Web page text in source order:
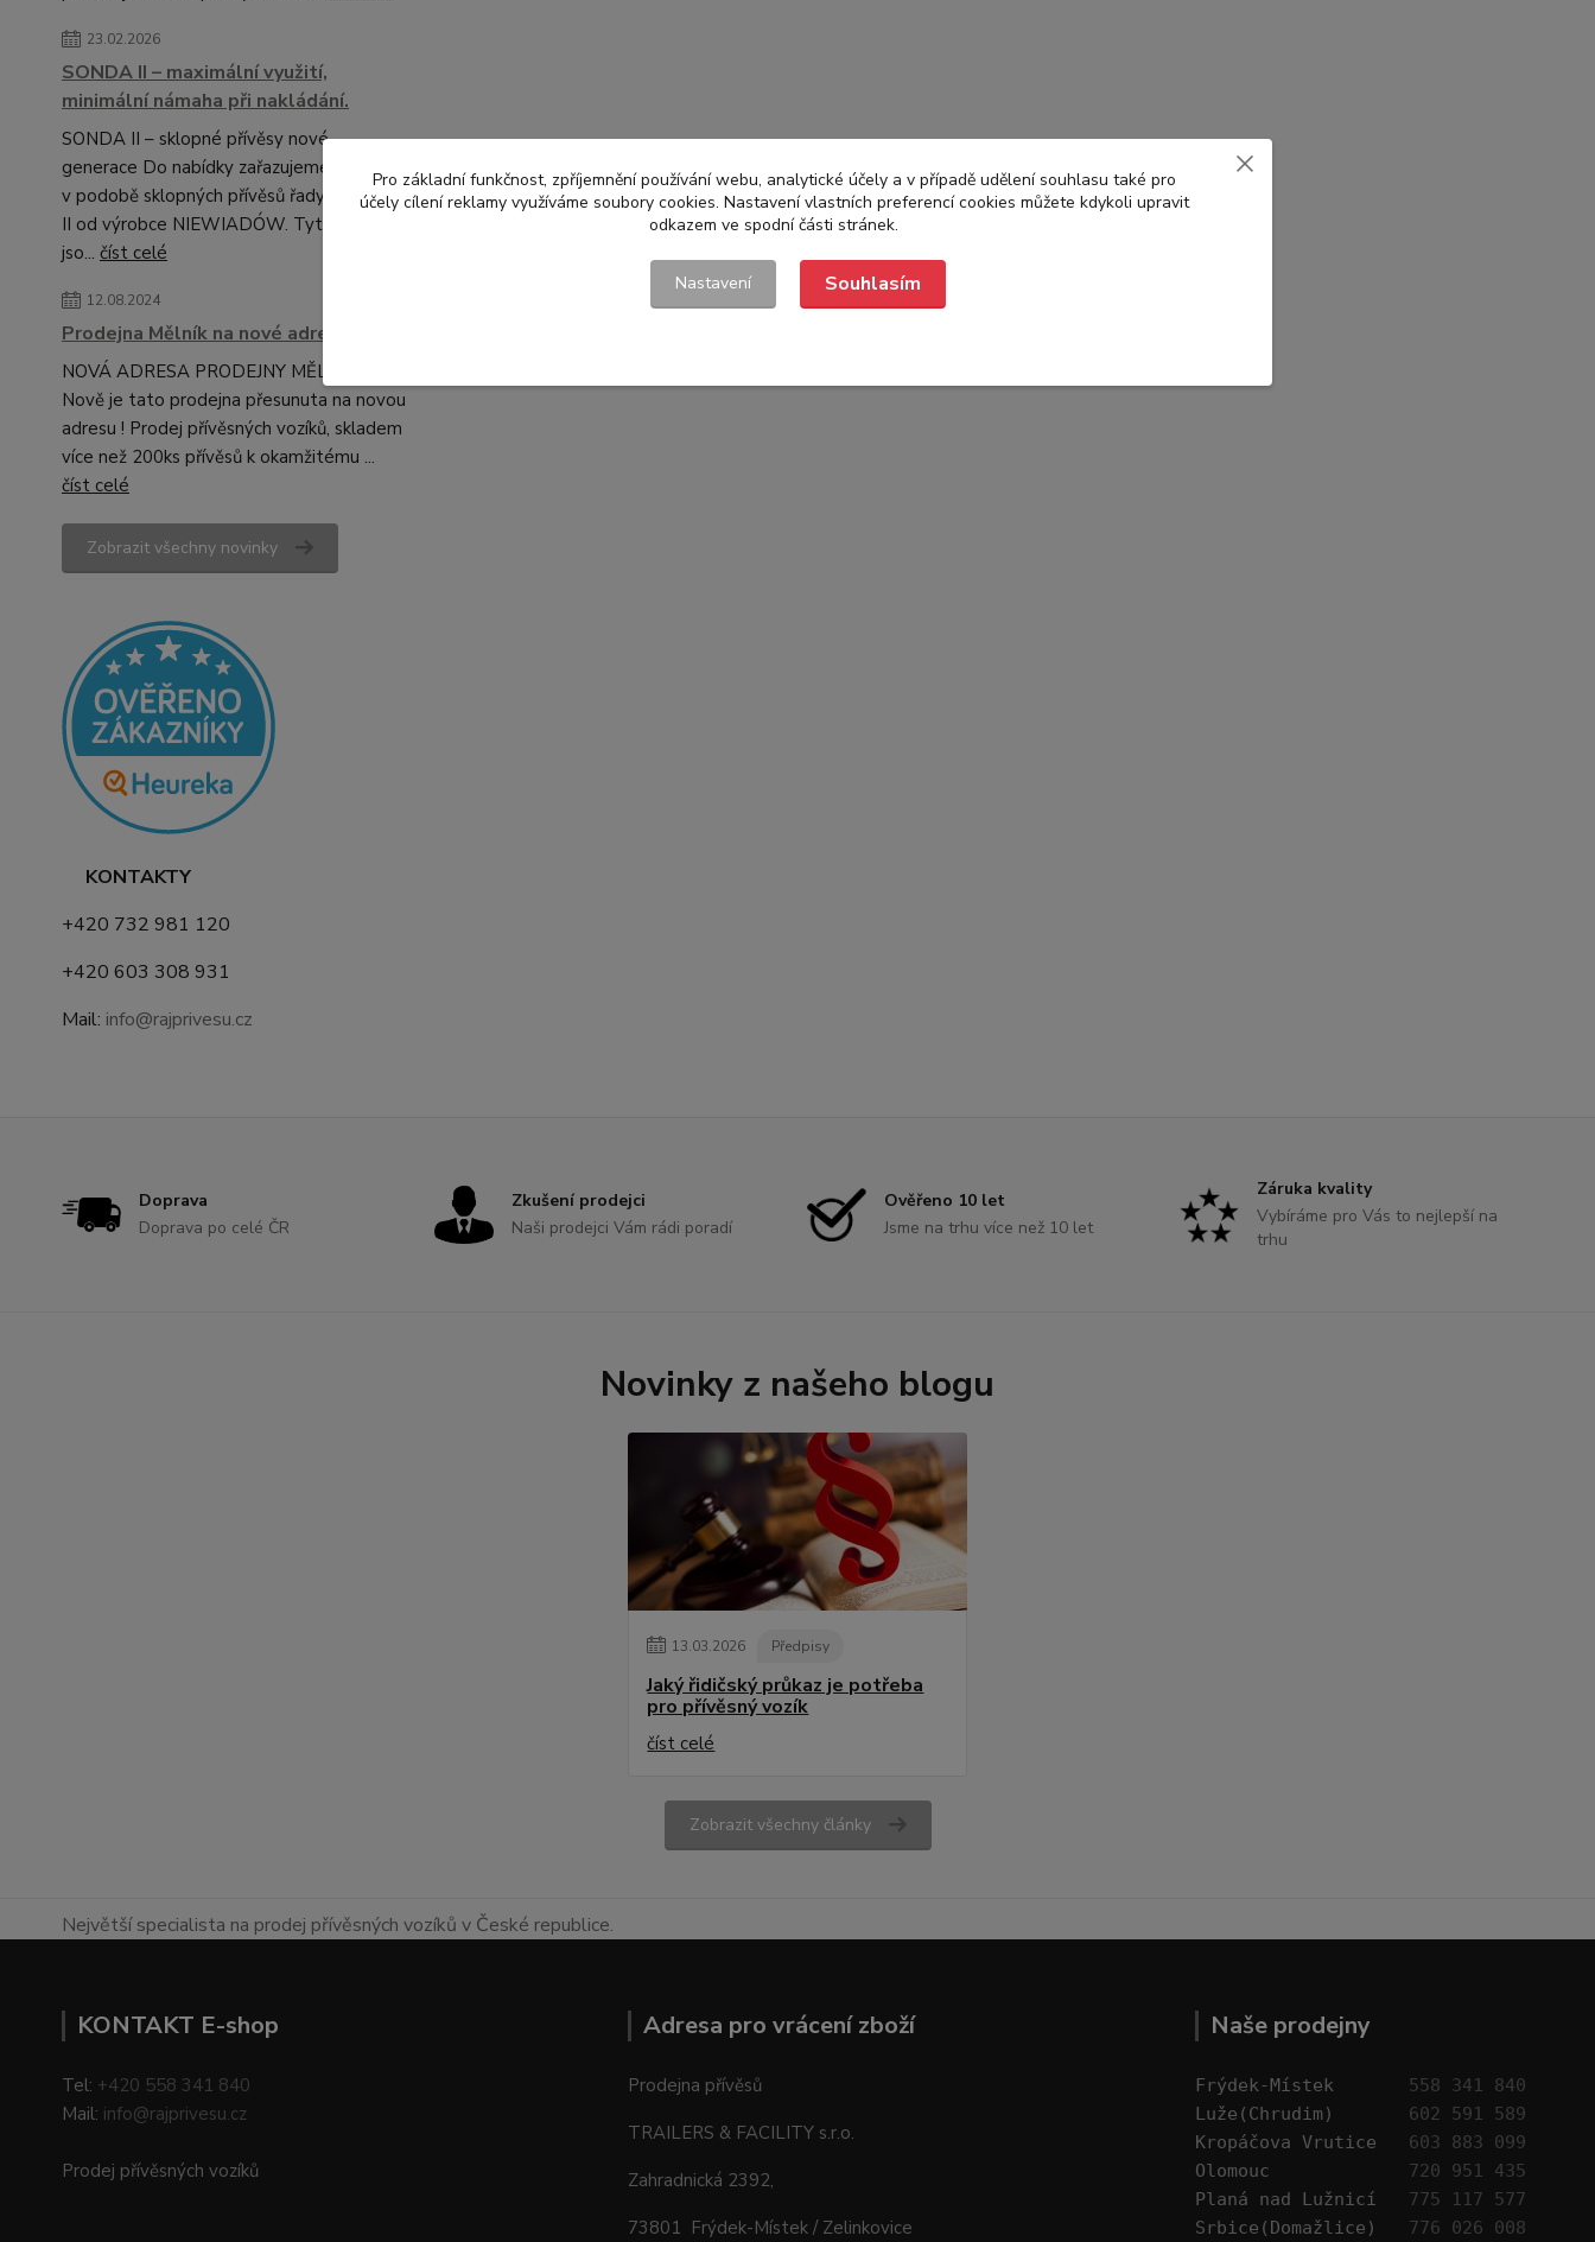
23.02.2026
SONDA II – maximální využití,
minimální námaha při nakládání.
SONDA II – sklopné přívěsy nové
generace Do nabídky zařazujeme novinku
v podobě sklopných přívěsů řady SONDA
II od výrobce NIEWIADÓW. Tyto modely
jso... číst celé
12.08.2024
Prodejna Mělník na nové adrese!
NOVÁ ADRESA PRODEJNY MĚLNÍK!
Nově je tato prodejna přesunuta na novou
adresu ! Prodej přívěsných vozíků, skladem
více než 200ks přívěsů k okamžitému ...
číst celé
Zobrazit všechny novinky
KONTAKTY
+420 732 981 120
+420 603 308 931
Mail: info@rajprivesu.cz
Doprava
Doprava po celé ČR
Zkušení prodejci
Naši prodejci Vám rádi poradí
Ověřeno 10 let
Jsme na trhu více než 10 let
Záruka kvality
Vybíráme pro Vás to nejlepší na
trhu
Novinky z našeho blogu
13.03.2026 Předpisy
Jaký řidičský průkaz je potřeba
pro přívěsný vozík
číst celé
Zobrazit všechny články
Největší specialista na prodej přívěsných vozíků v České republice.
KONTAKT E-shop
Tel: +420 558 341 840
Mail: info@rajprivesu.cz
Prodej přívěsných vozíků
Adresa pro vrácení zboží
Prodejna přívěsů
TRAILERS & FACILITY s.r.o.
Zahradnická 2392,
73801 Frýdek-Místek / Zelinkovice
Naše prodejny
Frýdek-Místek 558 341 840
Luže(Chrudim) 602 591 589
Kropáčova Vrutice 603 883 099
Olomouc 720 951 435
Planá nad Lužnicí 775 117 577
Srbice(Domažlice) 776 026 008
Pro základní funkčnost, zpříjemnění používání webu, analytické účely a v případě udělení souhlasu také pro
účely cílení reklamy využíváme soubory cookies. Nastavení vlastních preferencí cookies můžete kdykoli upravit
odkazem ve spodní části stránek.
Nastavení Souhlasím